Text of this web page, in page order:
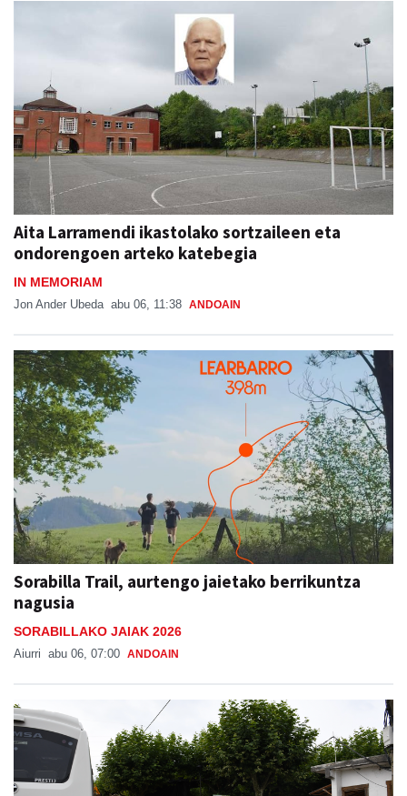
Aita Larramendi ikastolako sortzaileen eta
ondorengoen arteko katebegia
IN MEMORIAM
Jon Ander Ubeda abu 06, 11:38 ANDOAIN
Sorabilla Trail, aurtengo jaietako berrikuntza
nagusia
SORABILLAKO JAIAK 2026
Aiurri abu 06, 07:00 ANDOAIN